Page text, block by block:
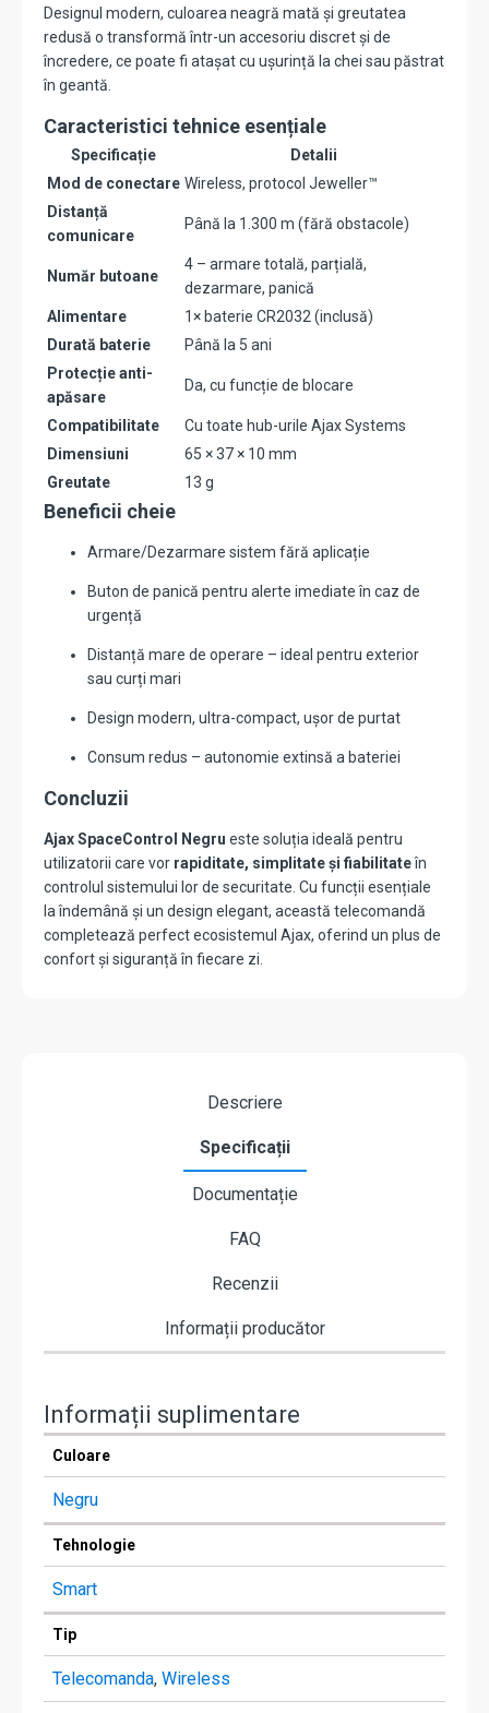
Designul modern, culoarea neagră mată și greutatea
redusă o transformă într-un accesoriu discret și de
încredere, ce poate fi atașat cu ușurință la chei sau păstrat
în geantă.
Caracteristici tehnice esențiale
Specificație
Detalii
Mod de conectare Wireless, protocol Jeweller™
Distanță
comunicare
Până la 1.300 m (fără obstacole)
Număr butoane
4 – armare totală, parțială,
dezarmare, panică
Alimentare
1× baterie CR2032 (inclusă)
Durată baterie
Până la 5 ani
Protecție anti-
apăsare
Da, cu funcție de blocare
Compatibilitate
Cu toate hub-urile Ajax Systems
Dimensiuni
65 × 37 × 10 mm
Greutate
13 g
Beneficii cheie
Armare/Dezarmare sistem fără aplicație
Buton de panică pentru alerte imediate în caz de
urgență
Distanță mare de operare – ideal pentru exterior
sau curți mari
Design modern, ultra-compact, ușor de purtat
Consum redus – autonomie extinsă a bateriei
Concluzii
Ajax SpaceControl Negru este soluția ideală pentru
utilizatorii care vor rapiditate, simplitate și fiabilitateîn
controlul sistemului lor de securitate. Cu funcții esențiale
la îndemână și un design elegant, această telecomandă
completează perfect ecosistemul Ajax, oferind un plus de
confort și siguranță în fiecare zi.
Descriere
Specificații
Documentație
FAQ
Recenzii
Informații producător
Informații suplimentare
Culoare
Negru
Tehnologie
Smart
Tip
Telecomanda, Wireless